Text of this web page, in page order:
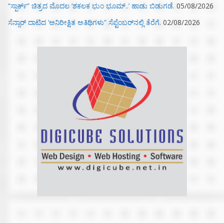
“ಸ್ಪಾರ್ಕ್” ಚಿತ್ರದ ಮೊದಲ‌ ‘ಶಕಲಕ ಭುಂ‌ ಭೂಮ್..’ ಹಾಡು ಬಿಡುಗಡೆ. 05/08/2026
ಸೆನ್ಸಾರ್ ದಾಟಿದ ‘ಅನಿರೀಕ್ಷಿತ ಅತಿಥಿಗಳು” ಸೆಪ್ಟೆಂಬರ್‌ನಲ್ಲಿ ತೆರೆಗೆ. 02/08/2026